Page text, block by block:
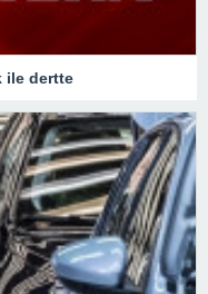
ile dertte